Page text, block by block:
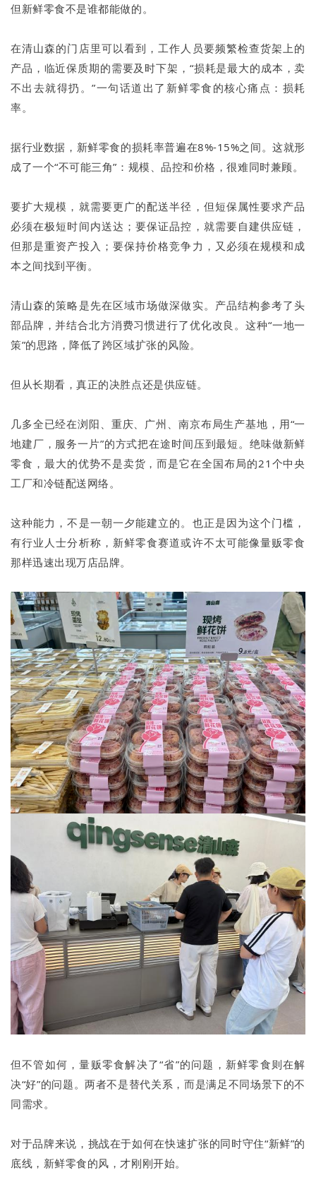
但新鲜零食不是谁都能做的。
在清山森的门店里可以看到，工作人员要频繁检查货架上的
产品，临近保质期的需要及时下架，“损耗是最大的成本，卖
不出去就得扔。”一句话道出了新鲜零食的核心痛点：损耗
率。
据行业数据，新鲜零食的损耗率普遍在8%-15%之间。这就形
成了一个“不可能三角”：规模、品控和价格，很难同时兼顾。
要扩大规模，就需要更广的配送半径，但短保属性要求产品
必须在极短时间内送达；要保证品控，就需要自建供应链，
但那是重资产投入；要保持价格竞争力，又必须在规模和成
本之间找到平衡。
清山森的策略是先在区域市场做深做实。产品结构参考了头
部品牌，并结合北方消费习惯进行了优化改良。这种“一地一
策”的思路，降低了跨区域扩张的风险。
但从长期看，真正的决胜点还是供应链。
几多全已经在浏阳、重庆、广州、南京布局生产基地，用“一
地建厂，服务一片”的方式把在途时间压到最短。绝味做新鲜
零食，最大的优势不是卖货，而是它在全国布局的21个中央
工厂和冷链配送网络。
这种能力，不是一朝一夕能建立的。也正是因为这个门槛，
有行业人士分析称，新鲜零食赛道或许不太可能像量贩零食
那样迅速出现万店品牌。
但不管如何，量贩零食解决了“省”的问题，新鲜零食则在解
决“好”的问题。两者不是替代关系，而是满足不同场景下的不
同需求。
对于品牌来说，挑战在于如何在快速扩张的同时守住“新鲜”的
底线，新鲜零食的风，才刚刚开始。